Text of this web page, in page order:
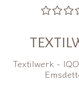
Textilwerk -